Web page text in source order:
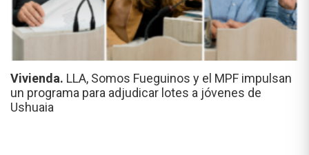
Vivienda. LLA, Somos Fueguinos y el MPF impulsan
un programa para adjudicar lotes a jóvenes de
Ushuaia